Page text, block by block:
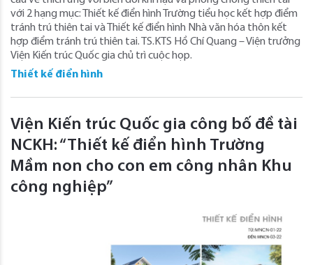
với 2 hạng mục: Thiết kế điển hình Trường tiểu học kết hợp điểm
tránh trú thiên tai và Thiết kế điển hình Nhà văn hóa thôn kết
hợp điểm tránh trú thiên tai. TS.KTS Hồ Chí Quang – Viện trưởng
Viện Kiến trúc Quốc gia chủ trì cuộc họp.
Thiết kế điển hình
Viện Kiến trúc Quốc gia công bố đề tài
NCKH: “Thiết kế điển hình Trường
Mầm non cho con em công nhân Khu
công nghiệp”